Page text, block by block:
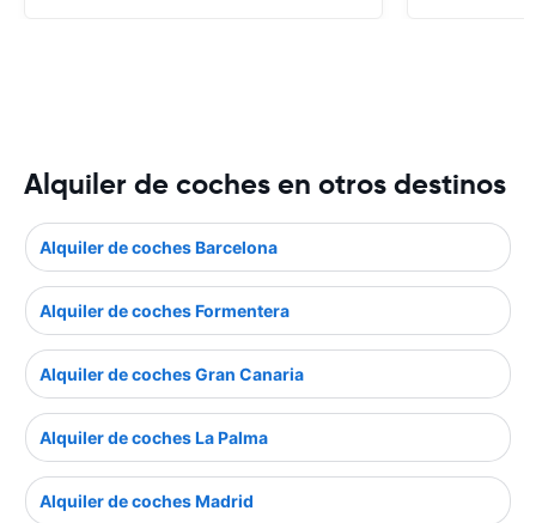
Alquiler de coches en otros destinos
Alquiler de coches Barcelona
Alquiler de coches Formentera
Alquiler de coches Gran Canaria
Alquiler de coches La Palma
Alquiler de coches Madrid